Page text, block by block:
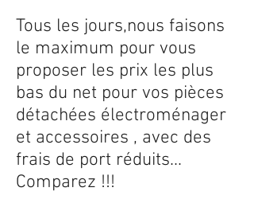
Tous les jours,nous faisons
le maximum pour vous
proposer les prix les plus
bas du net pour vos pièces
détachées électroménager
et accessoires , avec des
frais de port réduits...
Comparez !!!